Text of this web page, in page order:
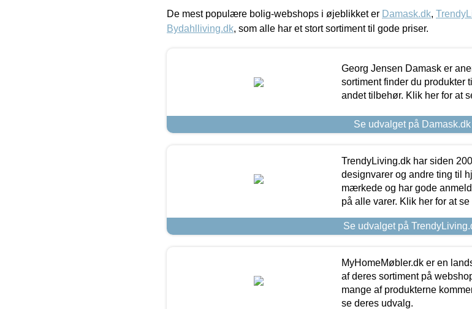
De mest populære bolig-webshops i øjeblikket er Damask.dk,
Bydahlliving.dk, som alle har et stort sortiment til gode priser.
Georg Jensen Damask er
sortiment finder du produkter
andet tilbehør. Klik her for at
Se udvalget på Damask.dk
TrendyLiving.dk har siden
designvarer og andre ting til
mærkede og har gode
på alle varer. Klik her for at
Se udvalget på
MyHomeMøbler.dk er en
af deres sortiment på
mange af produkterne
se deres udvalg.